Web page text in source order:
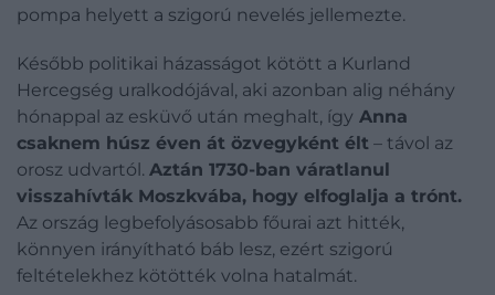
pompa helyett a szigorú nevelés jellemezte.
Később politikai házasságot kötött a Kurland
Hercegség uralkodójával, aki azonban alig néhány
hónappal az esküvő után meghalt, így Anna
csaknem húsz éven át özvegyként élt – távol az
orosz udvartól. Aztán 1730-ban váratlanul
visszahívták Moszkvába, hogy elfoglalja a trónt.
Az ország legbefolyásosabb főurai azt hitték,
könnyen irányítható báb lesz, ezért szigorú
feltételekhez kötötték volna hatalmát.